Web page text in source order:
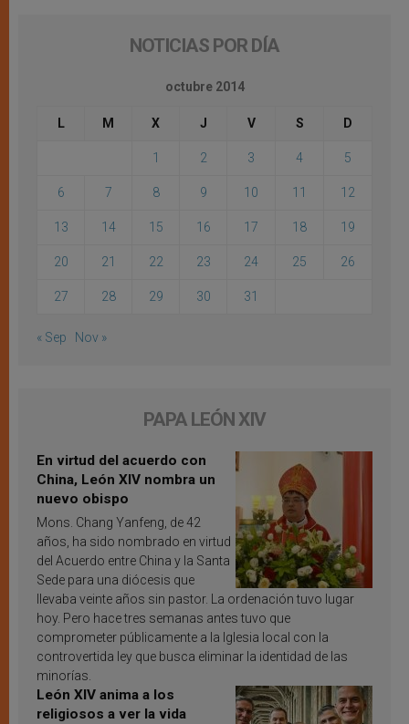
NOTICIAS POR DÍA
octubre 2014
L M X J V S D
1 2 3 4 5
6 7 8 9 10 11 12
13 14 15 16 17 18 19
20 21 22 23 24 25 26
27 28 29 30 31
« Sep Nov »
PAPA LEÓN XIV
En virtud del acuerdo con
China, León XIV nombra un
nuevo obispo
Mons. Chang Yanfeng, de 42
años, ha sido nombrado en virtud
del Acuerdo entre China y la Santa
Sede para una diócesis que
llevaba veinte años sin pastor. La ordenación tuvo lugar
hoy. Pero hace tres semanas antes tuvo que
comprometer públicamente a la Iglesia local con la
controvertida ley que busca eliminar la identidad de las
minorías.
León XIV anima a los
religiosos a ver la vida